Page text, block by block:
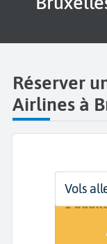
Réserver
Airlines à
Départ
Dates
Dates
1
Vols